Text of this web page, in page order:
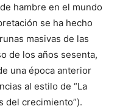
hambre en el mundo
se ha hecho
masivas de las
de los años sesenta,
una época anterior
al estilo de “La
del crecimiento”).